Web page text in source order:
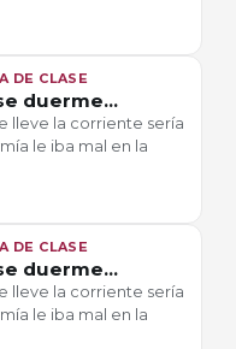
DE CLASE
duerme...
lleve la corriente sería
le iba mal en la
DE CLASE
duerme...
lleve la corriente sería
le iba mal en la